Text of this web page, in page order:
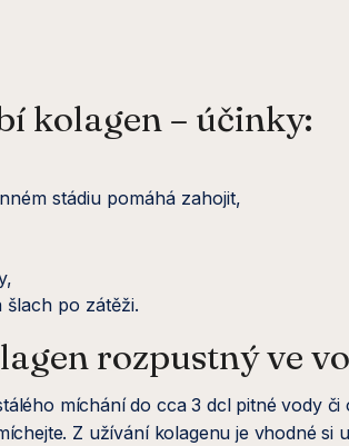
kolagen – účinky:
stádiu pomáhá zahojit,
šlach po zátěži.
rozpustný ve
míchání do cca 3 dcl pitné vody
Z užívání kolagenu je vhodné